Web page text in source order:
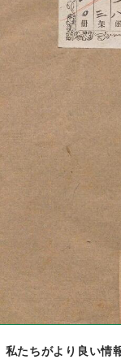
私たちがより良い情